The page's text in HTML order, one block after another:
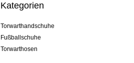
Kategorien
Torwarthandschuhe
Fußballschuhe
Torwarthosen